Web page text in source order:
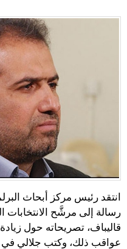
انتقد رئيس مركز أبحاث
رسالة إلى مرشَّح الانتخابات
قاليباف، تصريحاته حول
عواقب ذلك، وكتب جلالي في